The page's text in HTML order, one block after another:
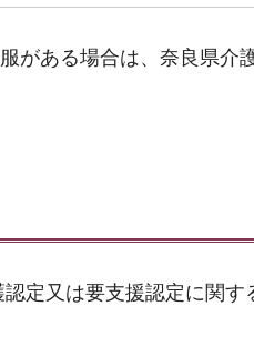
がある場合は、奈良県介
定又は要支援認定に関す